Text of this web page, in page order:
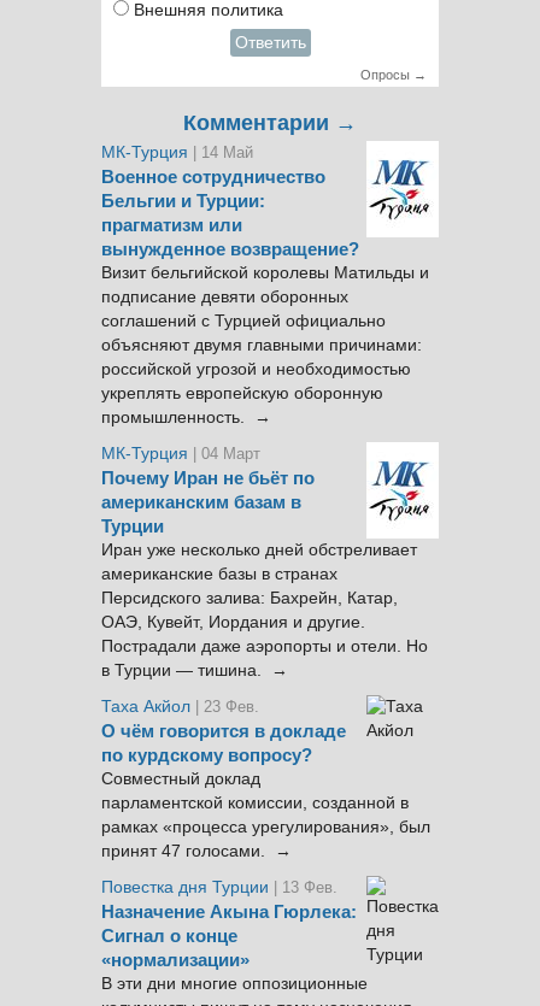
Внешняя политика
Ответить
Опросы →
Комментарии →
МК-Турция | 14 Май
Военное сотрудничество
Бельгии и Турции:
прагматизм или
вынужденное возвращение?
Визит бельгийской королевы Матильды и
подписание девяти оборонных
соглашений с Турцией официально
объясняют двумя главными причинами:
российской угрозой и необходимостью
укреплять европейскую оборонную
промышленность. →
МК-Турция
| 04 Март
Почему Иран не бьёт по
американским базам в
Турции
Иран уже несколько дней обстреливает
американские базы в странах
Персидского залива: Бахрейн, Катар,
ОАЭ, Кувейт, Иордания и другие.
Пострадали даже аэропорты и отели. Но
в Турции — тишина. →
Таха Акйол | 23 Фев.
О чём говорится в докладе
по курдскому вопросу?
Совместный доклад
парламентской комиссии, созданной в
рамках «процесса урегулирования», был
принят 47 голосами. →
Повестка дня Турции
| 13 Фев.
Назначение Акына Гюрлека:
Сигнал о конце
«нормализации»
В эти дни многие оппозиционные